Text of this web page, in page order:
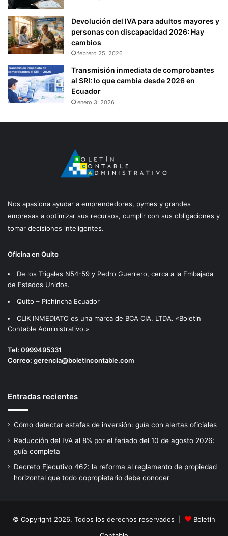
Devolución del IVA para adultos mayores y
personas con discapacidad 2026: Hay
cambios
febrero 25, 2026
Transmisión inmediata de comprobantes
al SRI: lo que cambia desde 2026 en
Ecuador
enero 3, 2026
Nos apasiona ayudar a emprendedores, pymes y grandes
empresas a optimizar sus recursos, cumplir con sus obligaciones y
tomar decisiones inteligentes.
Oficina en Quito
De los Trigales N54-59 y Pedro Guerrero, cerca a la Embajada
de Estados Unidos.
Quito – Pichincha Ecuador
CLIK INMEDIATO es una marca de BCA CIA. LTDA. «Boletin
Contable Administrativo.»
Tel: 0999495331
Correo: gerencia@boletincontable.com
Entradas recientes
Cómo detectar estafas de inversión: guía con alertas oficiales
Reducción del IVA al 8% por el feriado del 10 de agosto 2026:
guía completa
Decreto Ejecutivo 462: la reforma al reglamento de propiedad
horizontal que todo copropietario debe conocer
© Copyright 2026, Todos los derechos reservados |
Boletín